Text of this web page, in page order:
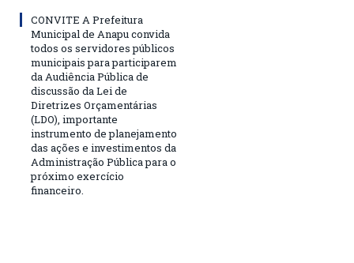
CONVITE A Prefeitura
Municipal de Anapu convida
todos os servidores públicos
municipais para participarem
da Audiência Pública de
discussão da Lei de
Diretrizes Orçamentárias
(LDO), importante
instrumento de planejamento
das ações e investimentos da
Administração Pública para o
próximo exercício
financeiro.